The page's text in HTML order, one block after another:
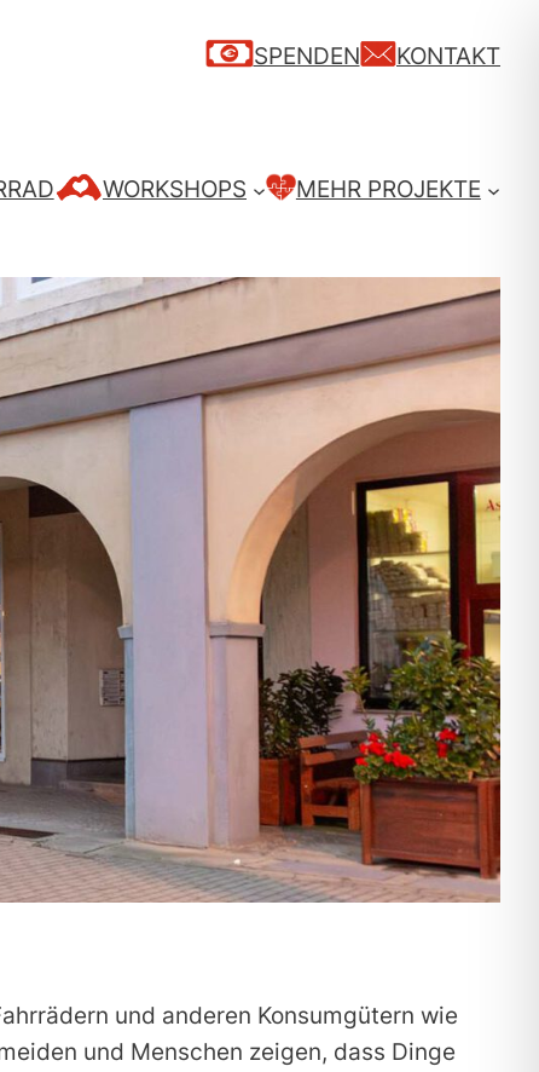
SPENDEN KONTAKT
WORKSHOPS MEHR PROJEKTE
und anderen Konsumgütern wie
und Menschen zeigen, dass Dinge